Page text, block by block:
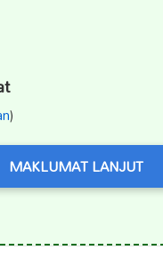
)
MAKLUMAT LANJUT